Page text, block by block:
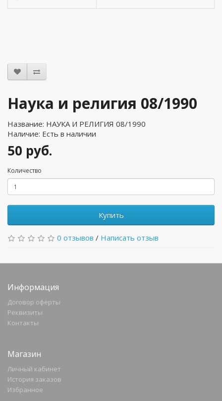
Наука и религия 08/1990
Название: НАУКА И РЕЛИГИЯ 08/1990
Наличие: Есть в наличии
50 руб.
Количество
Купить
0 отзывов / Написать отзыв
Информация
Договор оферты
Реквизиты
Контакты
Магазин
Личный кабинет
История заказов
Избранное